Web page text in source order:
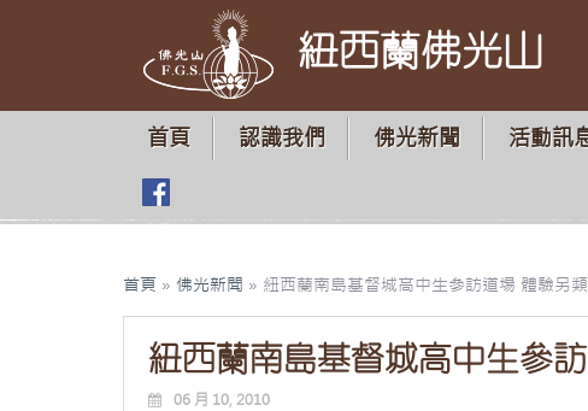
紐西蘭佛光山
首頁 認識我們 佛光新聞 活動訊
首頁 » 佛光新聞 » 紐西蘭南島基督城高中生參訪道場 體驗另
紐西蘭南島基督城高中生參
06 月 10, 2010